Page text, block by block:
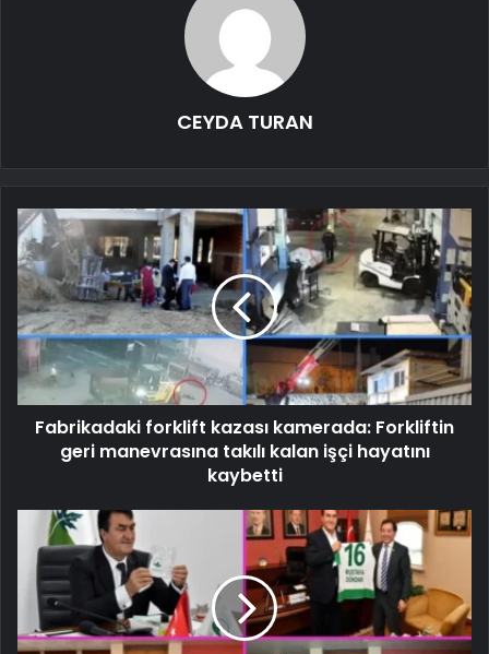
CEYDA TURAN
Fabrikadaki forklift kazası kamerada: Forkliftin
geri manevrasına takılı kalan işçi hayatını
kaybetti